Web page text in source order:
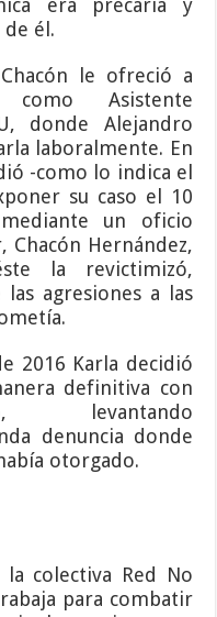
era precaria y
él.
le ofreció a
Asistente
donde Alejandro
laboralmente. En
-como lo indica el
su caso el 10
un oficio
Hernández,
la revictimizó,
agresiones a las
2016 Karla decidió
definitiva con
levantando
denuncia donde
otorgado.
colectiva Red No
para combatir